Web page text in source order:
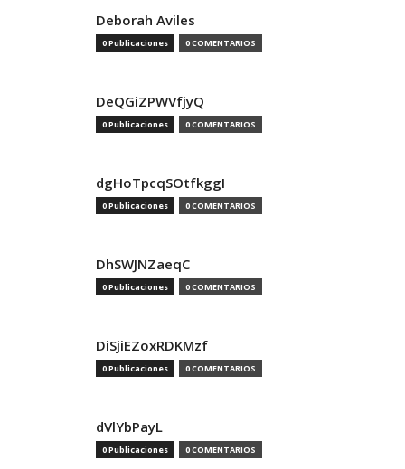
Deborah Aviles
0 Publicaciones 0 COMENTARIOS
DeQGiZPWVfjyQ
0 Publicaciones 0 COMENTARIOS
dgHoTpcqSOtfkggI
0 Publicaciones 0 COMENTARIOS
DhSWJNZaeqC
0 Publicaciones 0 COMENTARIOS
DiSjiEZoxRDKMzf
0 Publicaciones 0 COMENTARIOS
dVlYbPayL
0 Publicaciones 0 COMENTARIOS